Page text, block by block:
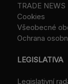
TRADE NEWS
Cookies
Všeobecné
Ochrana
LEGISLATIVA
Legislativní